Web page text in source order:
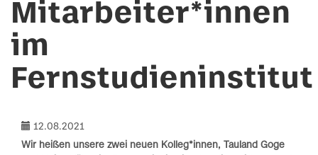
Mitarbeiter*innen
im
Fernstudieninstitut
12.08.2021
Wir heißen unsere zwei neuen Kolleg*innen, Tauland Goge